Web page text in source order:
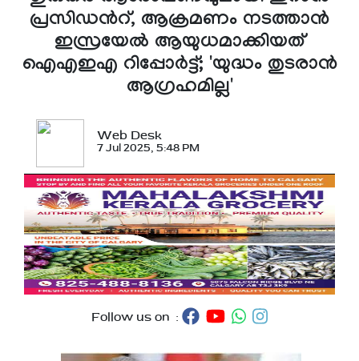
പ്രസിഡന്‍റ്, ആക്രമണം നടത്താൻ
ഇസ്രയേൽ ആയുധമാക്കിയത്
ഐഎഇഎ റിപ്പോർട്ട്; 'യുദ്ധം തുടരാൻ
ആഗ്രഹമില്ല'
Web Desk
7 Jul 2025, 5:48 PM
Follow us on :